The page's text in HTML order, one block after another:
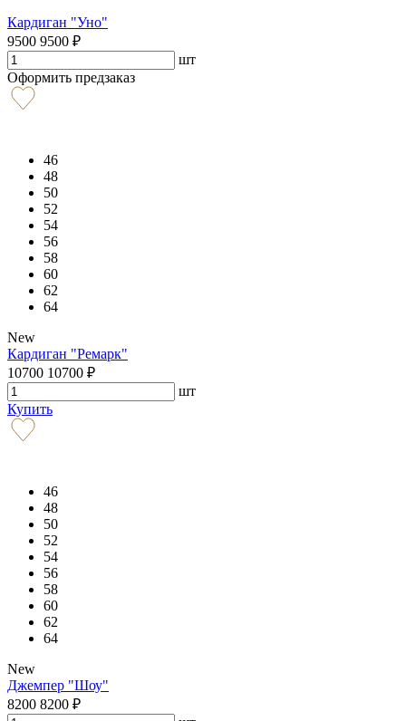
Кардиган "Уно"
9500 9500 ₽
шт
Оформить предзаказ
46
48
50
52
54
56
58
60
62
64
New
Кардиган "Ремарк"
10700 10700 ₽
шт
Купить
46
48
50
52
54
56
58
60
62
64
New
Джемпер "Шоу"
8200 8200 ₽